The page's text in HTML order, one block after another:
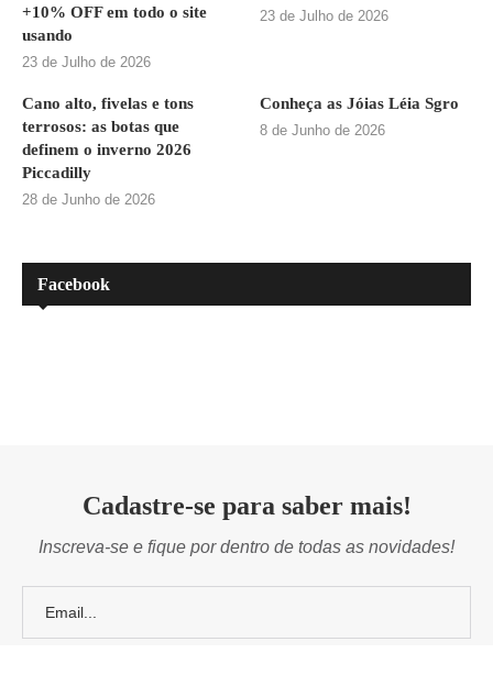
+10% OFF em todo o site
usando
23 de Julho de 2026
23 de Julho de 2026
Cano alto, fivelas e tons
terrosos: as botas que
definem o inverno 2026
Piccadilly
28 de Junho de 2026
Conheça as Jóias Léia Sgro
8 de Junho de 2026
Facebook
Cadastre-se para saber mais!
Inscreva-se e fique por dentro de todas as novidades!